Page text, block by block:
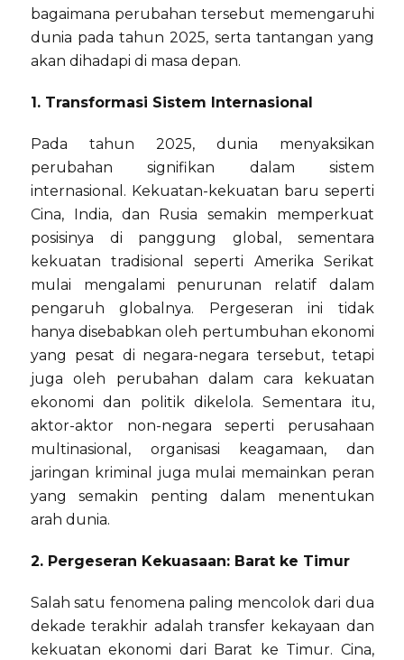
bagaimana perubahan tersebut memengaruhi
dunia pada tahun 2025, serta tantangan yang
akan dihadapi di masa depan.
1. Transformasi Sistem Internasional
Pada tahun 2025, dunia menyaksikan
perubahan signifikan dalam sistem
internasional. Kekuatan-kekuatan baru seperti
Cina, India, dan Rusia semakin memperkuat
posisinya di panggung global, sementara
kekuatan tradisional seperti Amerika Serikat
mulai mengalami penurunan relatif dalam
pengaruh globalnya. Pergeseran ini tidak
hanya disebabkan oleh pertumbuhan ekonomi
yang pesat di negara-negara tersebut, tetapi
juga oleh perubahan dalam cara kekuatan
ekonomi dan politik dikelola. Sementara itu,
aktor-aktor non-negara seperti perusahaan
multinasional, organisasi keagamaan, dan
jaringan kriminal juga mulai memainkan peran
yang semakin penting dalam menentukan
arah dunia.
2. Pergeseran Kekuasaan: Barat ke Timur
Salah satu fenomena paling mencolok dari dua
dekade terakhir adalah transfer kekayaan dan
kekuatan ekonomi dari Barat ke Timur. Cina,